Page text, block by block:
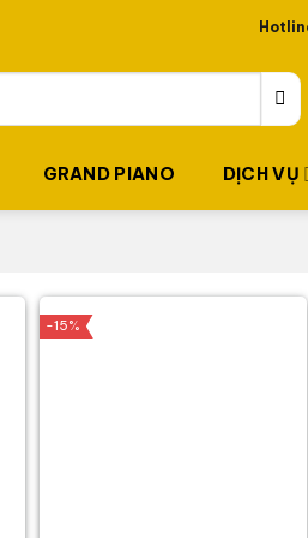
GRAND PIANO DỊCH VỤ
-15%